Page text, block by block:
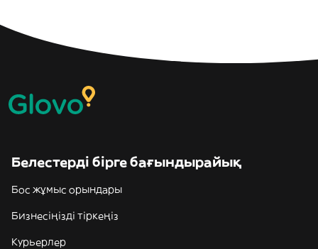
Белестерді бірге бағындырайық
Бос жұмыс орындары
Бизнесіңізді тіркеңіз
Курьерлер